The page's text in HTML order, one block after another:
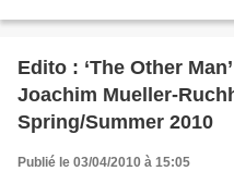
Edito : ‘The Other
Joachim Mueller-Ruchholtz for
Spring/Summer 2010
Publié le 03/04/2010 à 15:05